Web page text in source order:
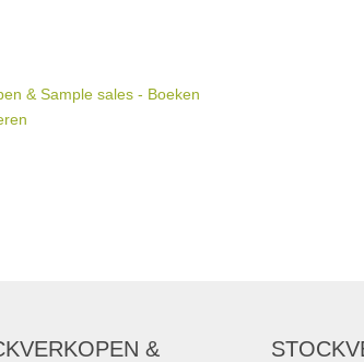
& Sample sales - Boeken
&